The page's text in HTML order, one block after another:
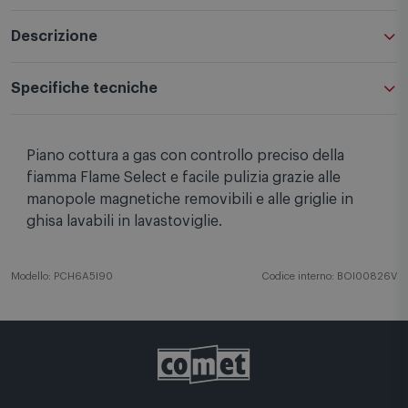
Descrizione
Specifiche tecniche
Piano cottura a gas con controllo preciso della
fiamma Flame Select e facile pulizia grazie alle
manopole magnetiche removibili e alle griglie in
ghisa lavabili in lavastoviglie.
Modello: PCH6A5I90 Codice interno: BOI00826V